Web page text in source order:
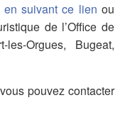
en suivant ce lien ou
de l’Office de
Orgues, Bugeat,
pouvez contacter